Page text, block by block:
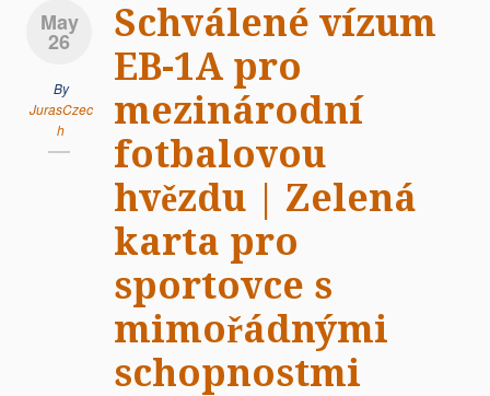
May
26
By
JurasCzec
h
Schválené vízum
EB-1A pro
mezinárodní
fotbalovou
hvězdu | Zelená
karta pro
sportovce s
mimořádnými
schopnostmi